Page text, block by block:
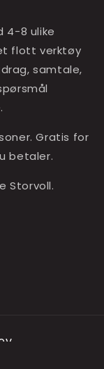
4-8 ulike
flott verktøy
samtale,
Gratis for
betaler.
Storvoll.